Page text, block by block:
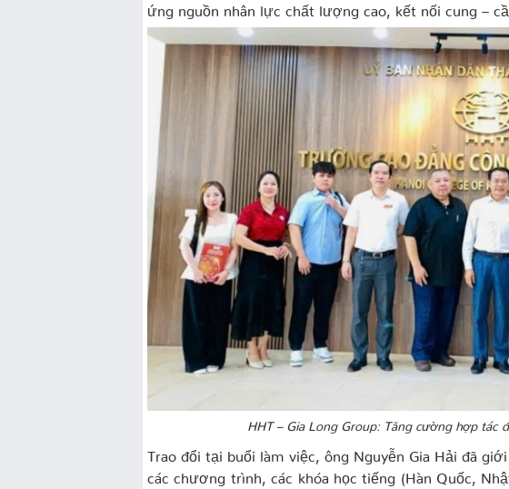
ứng nguồn nhân lực chất lượng cao, kết nối cung –
HHT – Gia Long Group: Tăng cường hợp tác
Trao đổi tại buổi làm việc, ông Nguyễn Gia Hải đã
các chương trình, các khóa học tiếng (Hàn Quốc,